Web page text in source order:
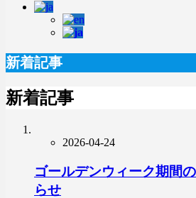
新着記事
新着記事
2026-04-24
ゴールデンウィーク期間
らせ